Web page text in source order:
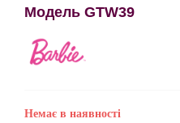
Модель GTW39
Немає в наявності